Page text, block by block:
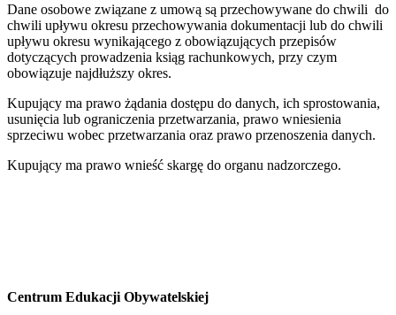
Dane osobowe związane z umową są przechowywane do chwili do
chwili upływu okresu przechowywania dokumentacji lub do chwili
upływu okresu wynikającego z obowiązujących przepisów
dotyczących prowadzenia ksiąg rachunkowych, przy czym
obowiązuje najdłuższy okres.
Kupujący ma prawo żądania dostępu do danych, ich sprostowania,
usunięcia lub ograniczenia przetwarzania, prawo wniesienia
sprzeciwu wobec przetwarzania oraz prawo przenoszenia danych.
Kupujący ma prawo wnieść skargę do organu nadzorczego.
Centrum Edukacji Obywatelskiej